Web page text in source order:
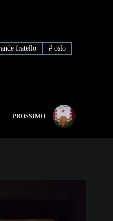
fratello # oslo
PROSSIMO